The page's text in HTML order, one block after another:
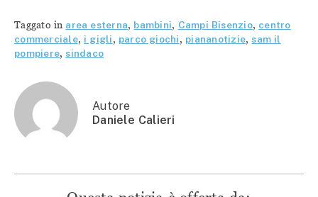
Twitter
(Si
apre
in
(Si
apre
in
una
(Si
apre
in
una
(Si
apre
in
una
Taggato in area esterna, bambini, Campi Bisenzio, centro
commerciale, i gigli, parco giochi, piananotizie, sam il
pompiere, sindaco
Autore
Daniele Calieri